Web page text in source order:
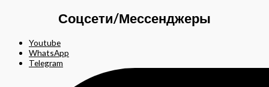
Соцсети/Мессенджеры
Youtube
WhatsApp
Telegram